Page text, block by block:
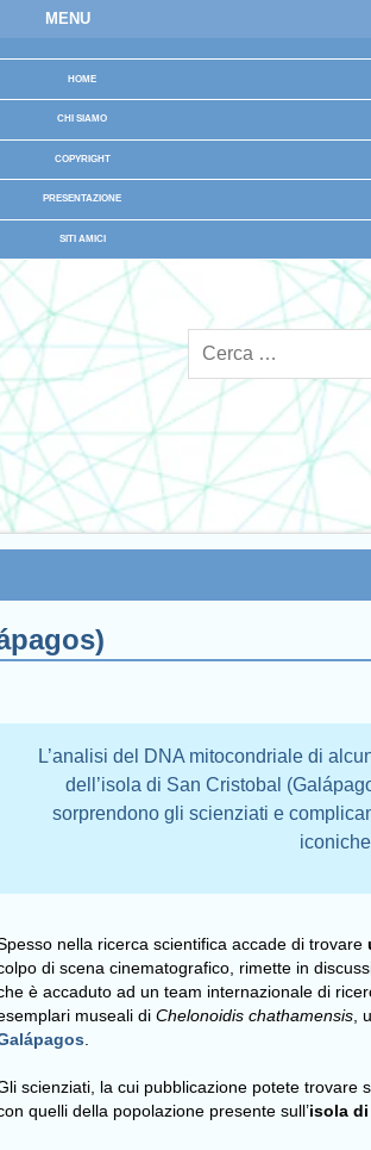
MENU
HOME
CHI SIAMO
COPYRIGHT
PRESENTAZIONE
SITI AMICI
L’analisi del DNA mitocondriale di
dell’isola di San Cristobal
sorprendono gli scienziati e
nella ricerca scientifica accade di trovare
di scena cinematografico, rimette in
è accaduto ad un team internazionale di
museali diChelonoidis chathamensis ,
scienziati, la cui pubblicazione potete trovare
quelli della popolazione presente sull’isola